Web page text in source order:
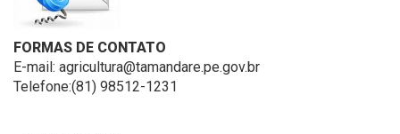
FORMAS DE CONTATO
E-mail: agricultura@tamandare.pe.gov.br
Telefone:(81) 98512-1231